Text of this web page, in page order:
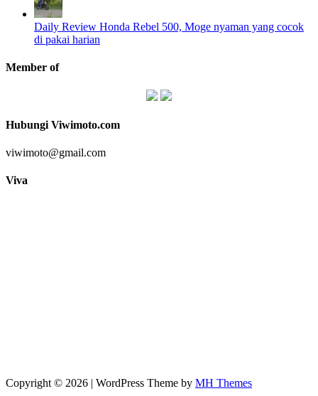
Daily Review Honda Rebel 500, Moge nyaman yang cocok
di pakai harian
Member of
Hubungi Viwimoto.com
viwimoto@gmail.com
Viva
Copyright © 2026 | WordPress Theme by MH Themes